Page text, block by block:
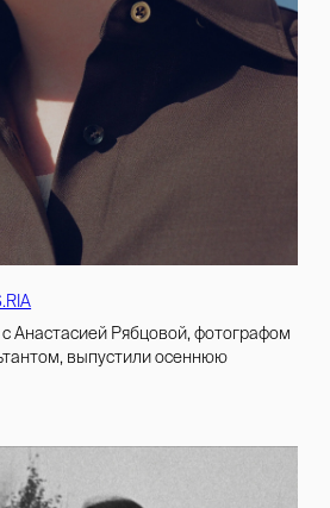
Анастасией Рябцовой, фотографом
выпустили осеннюю